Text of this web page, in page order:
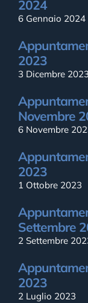
2024
6 Gennaio 2024
2023
3 Dicembre 2023
Novembre
6 Novembre
2023
1 Ottobre 2023
Settembre
2 Settembre
2023
2 Luglio 2023